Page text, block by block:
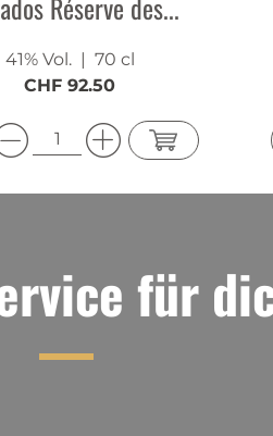
41% Vol. | 70 cl
CHF 92.50
für